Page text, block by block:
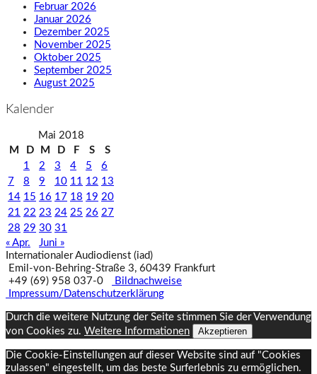
Februar 2026
Januar 2026
Dezember 2025
November 2025
Oktober 2025
September 2025
August 2025
Kalender
Mai 2018
M
D M D F S
S
1
2 3 4 5
6
7
8 9 10 11 12 13
14 15 16 17 18 19 20
21 22 23 24 25 26 27
28 29 30 31
« Apr.
Juni »
Internationaler Audiodienst (iad)
Emil‑von‑Behring‑Straße 3, 60439 Frankfurt
+49 (69) 958 037‑0
Bildnachweise
Impressum/Datenschutzerklärung
Durch die weitere Nutzung der Seite stimmen Sie der Verwendung
von Cookies zu. Weitere Informationen Akzeptieren
Die Cookie-Einstellungen auf dieser Website sind auf "Cookies
zulassen" eingestellt, um das beste Surferlebnis zu ermöglichen.